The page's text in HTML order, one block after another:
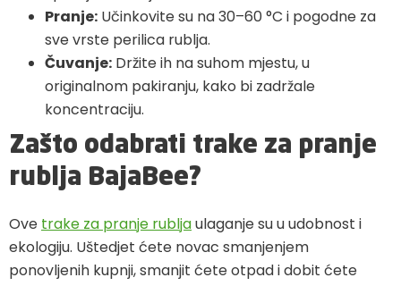
Pranje: Učinkovite su na 30–60 °C i pogodne za
sve vrste perilica rublja.
Čuvanje: Držite ih na suhom mjestu, u
originalnom pakiranju, kako bi zadržale
koncentraciju.
Zašto odabrati trake za pranje
rublja BajaBee?
Ove trake za pranje rubljaulaganje su u udobnost i
ekologiju. Uštedjet ćete novac smanjenjem
ponovljenih kupnji, smanjit ćete otpad i dobit ćete